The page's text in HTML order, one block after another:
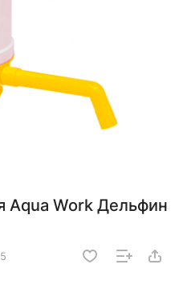
Aqua Work Дельфин